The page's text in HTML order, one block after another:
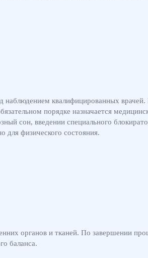
наблюдением квалифицированных
порядке назначается
сон, введении специального
для физического состояния.
органов и тканей. По завершении
баланса.